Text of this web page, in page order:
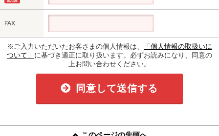
FAX
※ご入力いただいたお客さまの個人情報は、
「個人情報の取扱いに
ついて」 に基づき適正に取り扱います。必ずお読みになり、同意の
上お問い合わせください。
同意して送信する